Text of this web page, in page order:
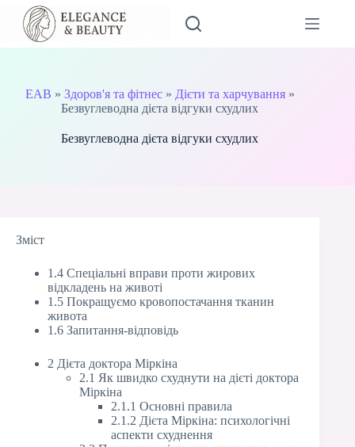
Перейти
вмісту
EAB » Здоров'я та фітнес» Дієти та харчування»
Безвуглеводна дієта відгуки схудлих
Безвуглеводна дієта відгуки схудлих
Зміст
1.4 Спеціальні вправи проти жирових
відкладень на животі
1.5 Покращуємо кровопостачання тканин
живота
1.6 Запитання-відповідь
2 Дієта доктора Міркіна
2.1 Як швидко схуднути на дієті доктора
Міркіна
2.1.1 Основні правила
2.1.2 Дієта Міркіна: психологічні
аспекти схуднення